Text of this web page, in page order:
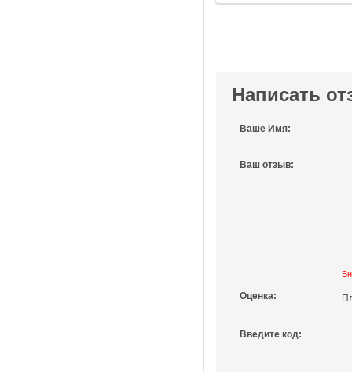
Написать
Ваше Имя:
Ваш отзыв:
Оценка:
Введите код: